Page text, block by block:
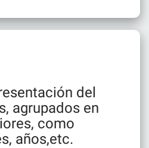
del
agrupados en
como
años,etc.